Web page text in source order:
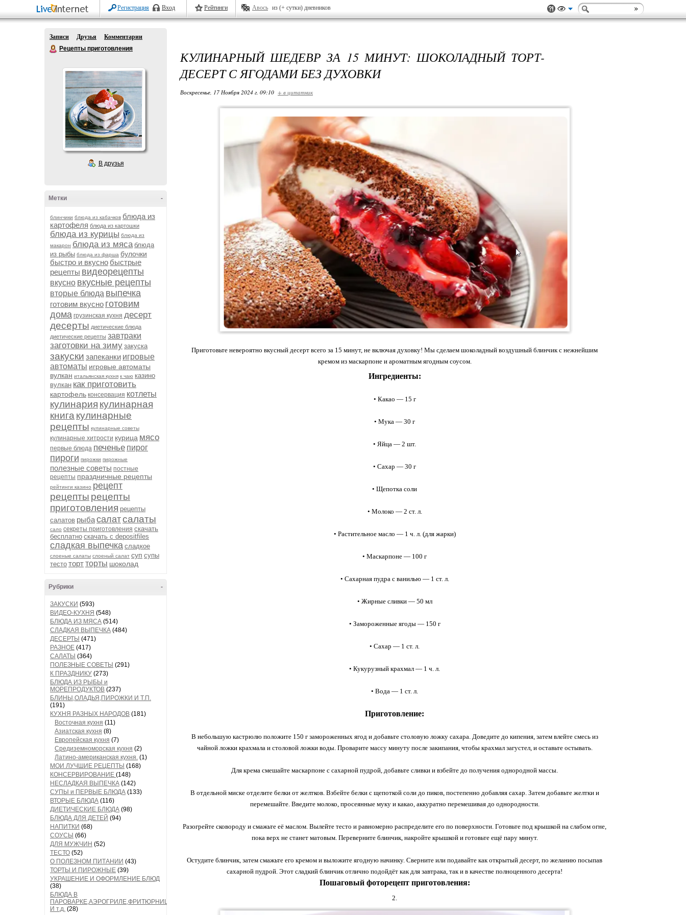
Регистрация Вход Рейтинги Авось из (+ сутки) дневников
Записи Друзья
Комментарии
Рецепты приготовления
В друзья
-
Метки
блинчики блюда из кабачков блюда из
картофеля блюда из картошки
блюда из курицы блюда из
макарон блюда из мяса блюда
из рыбы блюда из фарша булочки
быстро и вкусно быстрые
рецепты видеорецепты
вкусно вкусные рецепты
вторые блюда выпечка
готовим вкусно готовим
дома грузинская кухня десерт
десерты диетические блюда
диетические рецепты завтраки
заготовки на зиму закуска
закуски запеканки игровые
автоматы игровые автоматы
вулкан итальянская кухня к чаю казино
вулкан как приготовить
картофель консервация котлеты
кулинария кулинарная
книга кулинарные
рецепты кулинарные советы
кулинарные хитрости курица мясо
первые блюда печенье пирог
пироги пирожки пирожные
полезные советы постные
рецепты праздничные рецепты
рейтинги казино рецепт
рецепты рецепты
приготовления рецепты
салатов рыбасалатсалаты
сало секреты приготовления скачать
бесплатно скачать с depositfiles
сладкая выпечка сладкое
слоеные салаты слоеный салат суп супы
тесто тортторты шоколад
-
Рубрики
ЗАКУСКИ (593)
ВИДЕО-КУХНЯ (548)
БЛЮДА ИЗ МЯСА (514)
СЛАДКАЯ ВЫПЕЧКА (484)
ДЕСЕРТЫ (471)
РАЗНОЕ (417)
САЛАТЫ (364)
ПОЛЕЗНЫЕ СОВЕТЫ (291)
К ПРАЗДНИКУ (273)
БЛЮДА ИЗ РЫБЫ и
МОРЕПРОДУКТОВ (237)
БЛИНЫ,ОЛАДЬЯ,ПИРОЖКИ И Т.П.
(191)
КУХНЯ РАЗНЫХ НАРОДОВ (181)
Восточная кухня (11)
Азиатская кухня (8)
Европейская кухня (7)
Средиземноморская кухня (2)
Латино-американская кухня. (1)
МОИ ЛУЧШИЕ РЕЦЕПТЫ (168)
КОНСЕРВИРОВАНИЕ (148)
НЕСЛАДКАЯ ВЫПЕЧКА (142)
СУПЫ и ПЕРВЫЕ БЛЮДА (133)
ВТОРЫЕ БЛЮДА (116)
ДИЕТИЧЕСКИЕ БЛЮДА (98)
БЛЮДА ДЛЯ ДЕТЕЙ (94)
НАПИТКИ (68)
СОУСЫ (66)
ДЛЯ МУЖЧИН (52)
ТЕСТО (52)
О ПОЛЕЗНОМ ПИТАНИИ (43)
ТОРТЫ И ПИРОЖНЫЕ (39)
УКРАШЕНИЕ И ОФОРМЛЕНИЕ БЛЮД
(38)
БЛЮДА В
ПАРОВАРКЕ,АЭРОГРИЛЕ,ФРИТЮРНИЦЕ
И т.д. (28)
КУЛИНАРНЫЙ ШЕДЕВР ЗА 15 МИНУТ: ШОКОЛАДНЫЙ ТОРТ-
ДЕСЕРТ С ЯГОДАМИ БЕЗ ДУХОВКИ
Воскресенье, 17 Ноября 2024 г. 09:10 + в цитатник
Приготовьте невероятно вкусный десерт всего за 15 минут, не включая духовку! Мы сделаем шоколадный воздушный блинчик с нежнейшим
кремом из маскарпоне и ароматным ягодным соусом.
Ингредиенты:
• Какао — 15 г
• Мука — 30 г
• Яйца — 2 шт.
• Сахар — 30 г
• Щепотка соли
• Молоко — 2 ст. л.
• Растительное масло — 1 ч. л. (для жарки)
• Маскарпоне — 100 г
• Сахарная пудра с ванилью — 1 ст. л.
• Жирные сливки — 50 мл
• Замороженные ягоды — 150 г
• Сахар — 1 ст. л.
• Кукурузный крахмал — 1 ч. л.
• Вода — 1 ст. л.
Приготовление:
В небольшую кастрюлю положите 150 г замороженных ягод и добавьте столовую ложку сахара. Доведите до кипения, затем влейте смесь из
чайной ложки крахмала и столовой ложки воды. Проварите массу минуту после закипания, чтобы крахмал загустел, и оставьте остывать.
Для крема смешайте маскарпоне с сахарной пудрой, добавьте сливки и взбейте до получения однородной массы.
В отдельной миске отделите белки от желтков. Взбейте белки с щепоткой соли до пиков, постепенно добавляя сахар. Затем добавьте желтки и
перемешайте. Введите молоко, просеянные муку и какао, аккуратно перемешивая до однородности.
Разогрейте сковороду и смажьте её маслом. Вылейте тесто и равномерно распределите его по поверхности. Готовьте под крышкой на слабом огне,
пока верх не станет матовым. Переверните блинчик, накройте крышкой и готовьте ещё пару минут.
Остудите блинчик, затем смажьте его кремом и выложите ягодную начинку. Сверните или подавайте как открытый десерт, по желанию посыпав
сахарной пудрой. Этот сладкий блинчик отлично подойдёт как для завтрака, так и в качестве полноценного десерта!
Пошаговый фоторецепт приготовления:
2.